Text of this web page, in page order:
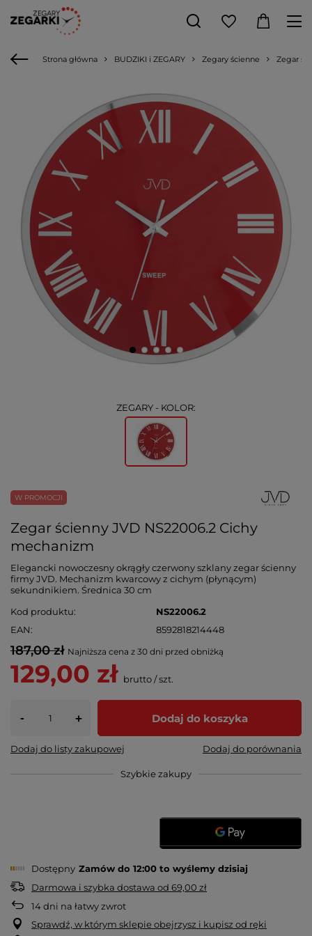
Strona główna BUDZIKI i ZEGARY Zegary ścienne Zegar
ZEGARY - KOLOR:
W PROMOCJI
Zegar ścienny JVD NS22006.2 Cichy
mechanizm
Elegancki nowoczesny okrągły czerwony szklany zegar ścienny
firmy JVD. Mechanizm kwarcowy z cichym (płynącym)
sekundnikiem. Średnica 30 cm
Kod produktu
NS22006.2
EAN
8592818214448
187,00 zł Najniższa cena z 30 dni przed obniżką
129,00 zł brutto/szt.
- + Dodaj do koszyka
Dodaj do listy zakupowej Dodaj do porównania
Szybkie zakupy
Dostępny Zamów do 12:00 to wyślemy dzisiaj
Darmowa i szybka dostawa od 69,00 zł
14dni na łatwy zwrot
Sprawdź, w którym sklepie obejrzysz i kupisz od ręki